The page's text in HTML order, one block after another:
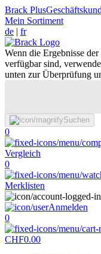
Brack Plus
Mein Sortiment
de | fr
Wenn die Ergebnisse
verfügbar sind,
unten zur Überprüfung
Suchen
0
Vergleich
0
Merklisten
Anmelden
0
CHF0.00